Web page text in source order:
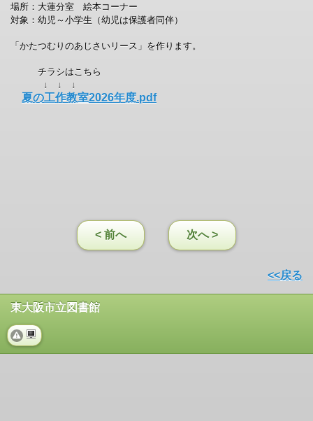
場所：大蓮分室 絵本コーナー
対象：幼児～小学生（幼児は保護者同伴）
「かたつむりのあじさいリース」 を作ります。
チラシはこちら
↓ ↓ ↓
夏の工作教室2026年度.pdf
< 前へ 次へ >
<<戻る
東大阪市立図書館